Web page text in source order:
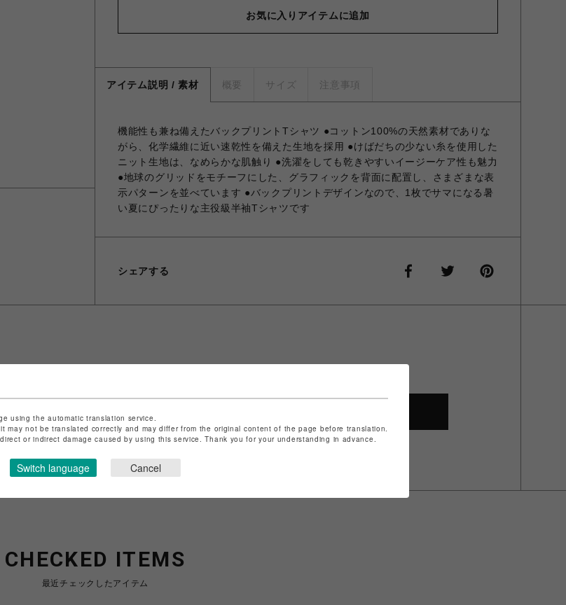
お気に入りアイテムに追加
アイテム説明 / 素材 概要 サイズ 注意事項
機能性も兼ね備えたバックプリントTシャツ ●コットン100%の天然素材でありな
がら、化学繊維に近い速乾性を備えた生地を採用 ●けばだちの少ない糸を使用した
ニット生地は、なめらかな肌触り ●洗濯をしても乾きやすいイージーケア性も魅力
●地球のグリッドをモチーフにした、グラフィックを背面に配置し、さまざまな表
示パターンを並べています ●バックプリントデザインなので、1枚でサマになる暑
い夏にぴったりな主役級半袖Tシャツです
シェアする
名古屋PARCO
ど法令に基づく表記はこちら
合わせはこちら
CHECKED ITEMS
最近チェックしたアイテム
using the automatic translation service.
may not be translated correctly and may differ from the original content of the page before translation.
or indirect damage caused by using this service. Thank you for your understanding in advance.
Switch language Cancel